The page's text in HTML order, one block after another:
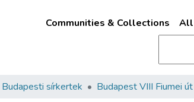
Communities & Collections All
Budapesti sírkertek